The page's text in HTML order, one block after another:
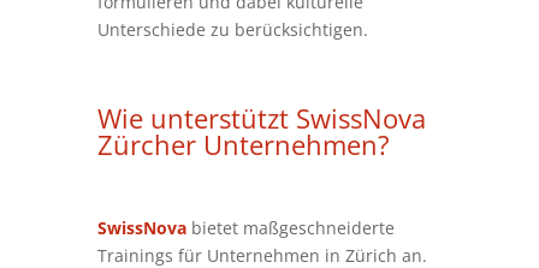
Unterschiede zu berücksichtigen.
Wie unterstützt SwissNova
Zürcher Unternehmen?
SwissNovabietet maßgeschneiderte
Trainings für Unternehmen in Zürich an.